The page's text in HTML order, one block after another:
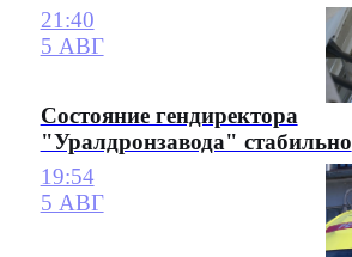
21:40
5 АВГ
Состояние гендиректора
"Уралдронзавода" стабильно
19:54
5 АВГ